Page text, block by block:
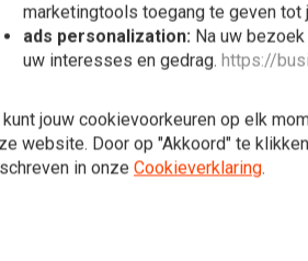
longo.fabio@yahoo.it
perfect for my K100 caferacer
marketingtools toegang te geven tot
ads personalization: Na uw
uw interesses en gedrag. https://
jouw cookievoorkeuren op elk
website. Door op "Akkoord" te
in onze Cookieverklaring.